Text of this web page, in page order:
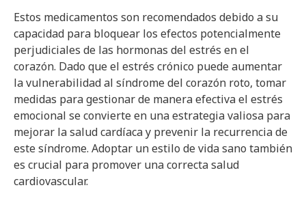
Estos medicamentos son recomendados debido a su
capacidad para bloquear los efectos potencialmente
perjudiciales de las hormonas del estrés en el
corazón. Dado que el estrés crónico puede aumentar
la vulnerabilidad al síndrome del corazón roto, tomar
medidas para gestionar de manera efectiva el estrés
emocional se convierte en una estrategia valiosa para
mejorar la salud cardíaca y prevenir la recurrencia de
este síndrome. Adoptar un estilo de vida sano también
es crucial para promover una correcta salud
cardiovascular.